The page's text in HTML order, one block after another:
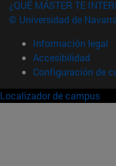
¿QUÉ MÁSTER TE
© Universidad de
Información legal
Accesibilidad
Configuración de
Localizador de campus